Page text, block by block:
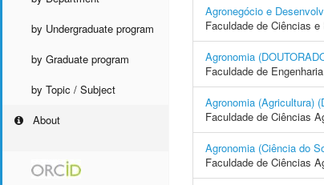
by Undergraduate program
by Graduate program
by Topic / Subject
About
Agronegócio e
Faculdade de Ciências
Agronomia
Faculdade de
Agronomia (Agricultura)
Faculdade de Ciências
Agronomia (Ciência do
Faculdade de Ciências